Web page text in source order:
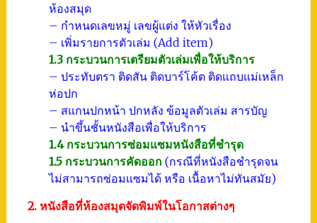
ห้องสมุด
– กำหนดเลขหมู่ เลขผู้แต่ง ให้หัวเรื่อง
– เพิ่มรายการตัวเล่ม (Add item)
1.3 กระบวนการเตรียมตัวเล่มเพื่อให้บริการ
– ประทับตรา ติดสัน ติดบาร์โค้ต ติดแถบแม่เหล็ก
ห่อปก
– สแกนปกหน้า ปกหลัง ข้อมูลตัวเล่ม สารบัญ
– นำขึ้นชั้นหนังสือเพื่อให้บริการ
1.4 กระบวนการซ่อมแซมหนังสือที่ชำรุด
1.5 กระบวนการคัดออก(กรณีที่หนังสือชำรุดจน
ไม่สามารถซ่อมแซมได้ หรือ เนื้อหาไม่ทันสมัย)
2. หนังสือที่ห้องสมุดจัดพิมพ์ในโอกาสต่างๆ